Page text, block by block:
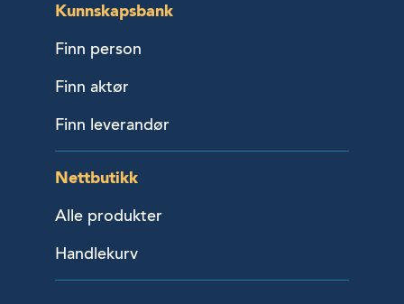
Kunnskapsbank
Finn person
Finn aktør
Finn leverandør
Nettbutikk
Alle produkter
Handlekurv